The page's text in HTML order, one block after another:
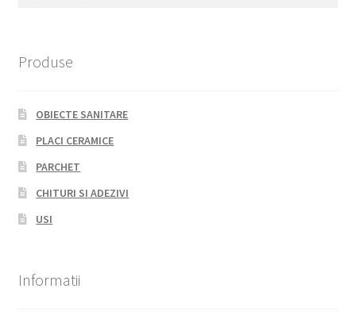
Produse
OBIECTE SANITARE
PLACI CERAMICE
PARCHET
CHITURI SI ADEZIVI
USI
Informatii